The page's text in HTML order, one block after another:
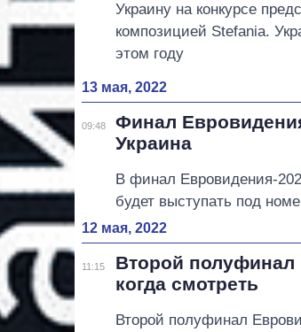
Украину на конкурсе
композицией Stefania.
этом году
13 мая, 2022
09:48
Финал
Украина
В финал Евровидения-
будет выступать под
12 мая, 2022
11:15
Второй полуфинал
когда смотреть
Второй полуфинал